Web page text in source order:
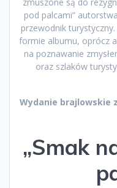
zmuszone są do
pod palcami”
przewodnik
formie albumu, oprócz
na poznawanie
oraz szlaków
Wydanie brajlowskie
„Smak